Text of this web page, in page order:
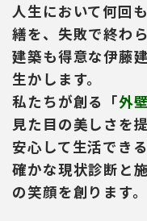
人生において何回
繕を、失敗で終わ
建築も得意な伊藤
生かします。
私たちが創る「外
見た目の美しさを
安心して生活でき
確かな現状診断と
の笑顔を創ります。